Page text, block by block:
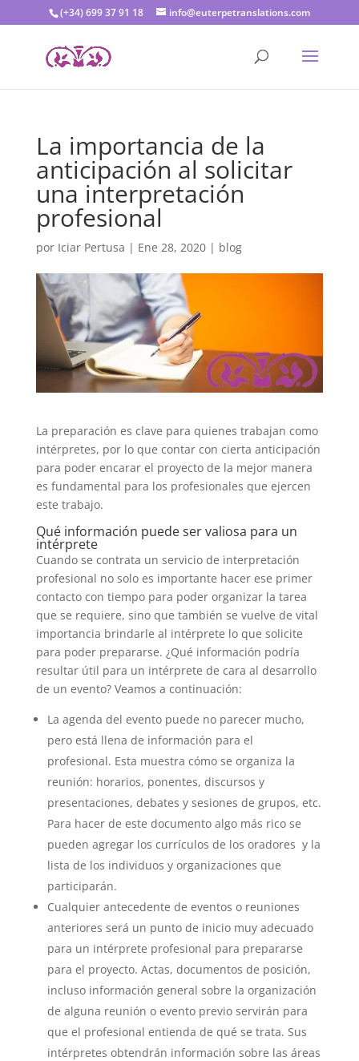
(+34) 699 37 91 18 info@euterpetranslations.com
La importancia de la
anticipación al solicitar
una interpretación
profesional
por Iciar Pertusa | Ene 28, 2020| blog
La preparación es clave para quienes trabajan como
intérpretes, por lo que contar con cierta anticipación
para poder encarar el proyecto de la mejor manera
es fundamental para los profesionales que ejercen
este trabajo.
Qué información puede ser valiosa para un
intérprete
Cuando se contrata un servicio de interpretación
profesional no solo es importante hacer ese primer
contacto con tiempo para poder organizar la tarea
que se requiere, sino que también se vuelve de vital
importancia brindarle al intérprete lo que solicite
para poder prepararse. ¿Qué información podría
resultar útil para un intérprete de cara al desarrollo
de un evento? Veamos a continuación:
La agenda del evento puede no parecer mucho,
pero está llena de información para el
profesional. Esta muestra cómo se organiza la
reunión: horarios, ponentes, discursos y
presentaciones, debates y sesiones de grupos, etc.
Para hacer de este documento algo más rico se
pueden agregar los currículos de los oradores y la
lista de los individuos y organizaciones que
participarán.
Cualquier antecedente de eventos o reuniones
anteriores será un punto de inicio muy adecuado
para un intérprete profesional para prepararse
para el proyecto. Actas, documentos de posición,
incluso información general sobre la organización
de alguna reunión o evento previo servirán para
que el profesional entienda de qué se trata. Sus
intérpretes obtendrán información sobre las áreas